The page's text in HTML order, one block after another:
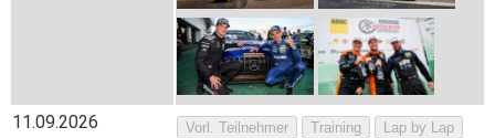
11.09.2026
Vorl. Teilnehmer Training
Lap by Lap